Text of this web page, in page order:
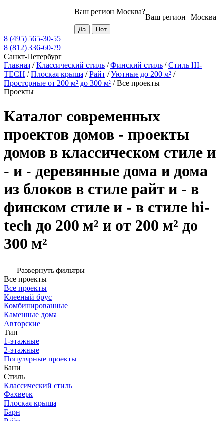
Москва
Ваш регион
Ваш регион Москва?
8 (495) 565-30-55
8 (812) 336-60-79
Санкт-Петербург
Главная /Классический стиль /Финский стиль /Стиль HI-
TECH /Плоская крыша /Райт /Уютные до 200 м² /
Просторные от 200 м² до 300 м² /Все проекты
Проекты
Каталог современных
проектов домов - проекты
домов в классическом стиле и
- и - деревянные дома и дома
из блоков в стиле райт и - в
финском стиле и - в стиле hi-
tech до 200 м² и от 200 м² до
300 м²
Развернуть фильтры
Все проекты
Все проекты
Клееный брус
Комбинированные
Каменные дома
Авторские
Тип
1-этажные
2-этажные
Популярные проекты
Бани
Стиль
Классический стиль
Фахверк
Плоская крыша
Барн